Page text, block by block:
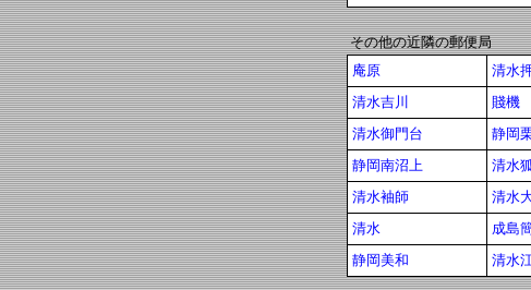
その他の近隣の郵便局
庵原
清水
清水吉川
賤機
清水御門台
静岡
静岡南沼上
清水
清水袖師
清水
清水
成島
静岡美和
清水